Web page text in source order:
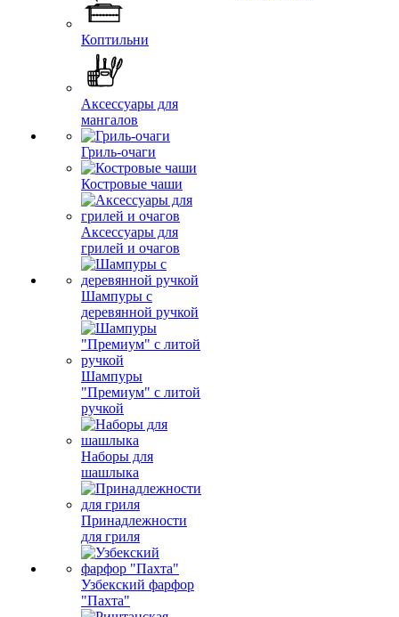
Коптильни
Аксессуары для
мангалов
Гриль-очаги
Костровые чаши
Аксессуары для
грилей и очагов
Шампуры с
деревянной ручкой
Шампуры
"Премиум" с литой
ручкой
Наборы для
шашлыка
Принадлежности
для гриля
Узбекский фарфор
"Пахта"